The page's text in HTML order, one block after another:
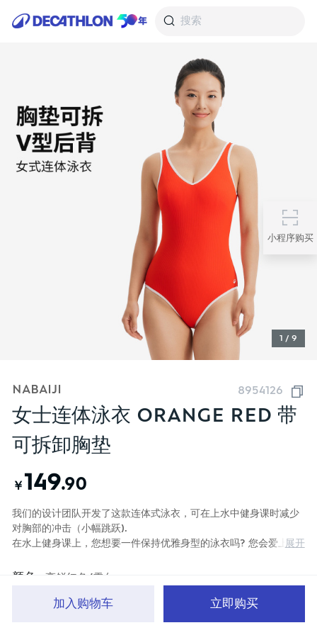
搜索
小程序购买
1 / 9
NABAIJI 8954126
女士连体泳衣 ORANGE RED 带
可拆卸胸垫
￥ 149.90
我们的设计团队开发了这款连体式泳衣，可在上水中健身课时减少
对胸部的冲击（小幅跳跃).
在水上健身课上，您想要一件保持优雅身型的泳衣吗? 您会爱上它
展开
颜色 亮鲜红色/雪白
加入购物车 立即购买